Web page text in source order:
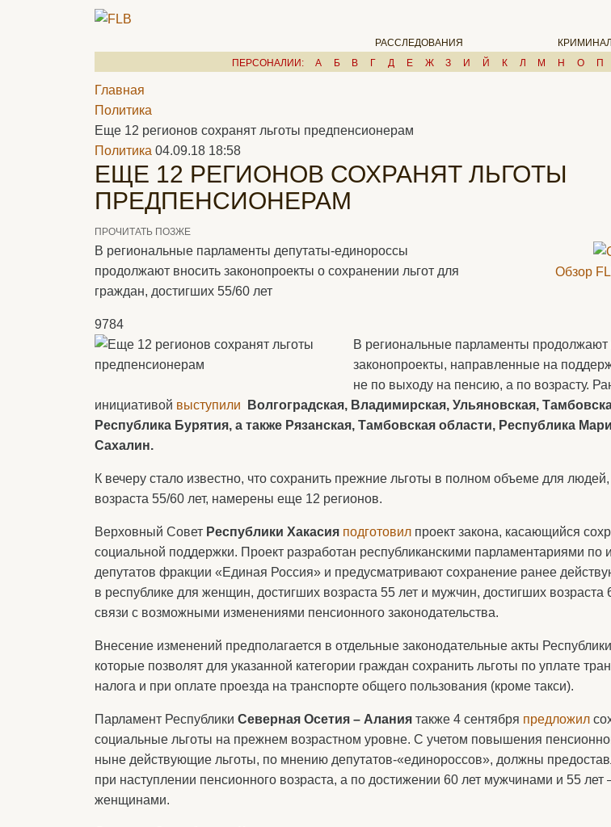
РАССЛЕДОВАНИЯ КРИМИНАЛ
ПЕРСОНАЛИИ:
А Б В Г Д Е Ж З И Й К Л М Н О П
Главная
Политика
Еще 12 регионов сохранят льготы предпенсионерам
Политика 04.09.18 18:58
ЕЩЕ 12 РЕГИОНОВ СОХРАНЯТ ЛЬГОТЫ
ПРЕДПЕНСИОНЕРАМ
ПРОЧИТАТЬ ПОЗЖЕ
Обзор
В региональные парламенты депутаты-единороссы
продолжают вносить законопроекты о сохранении льгот для
граждан, достигших 55/60 лет
9784
В региональные парламенты продолжают
законопроекты, направленные на
не по выходу на пенсию, а по возрасту.
инициативой выступили
Волгоградская, Владимирская, Ульяновская,
Республика Бурятия, а также Рязанская, Тамбовская области, Республика
Сахалин.
К вечеру стало известно, что сохранить прежние льготы в полном объеме для
возраста 55/60 лет, намерены еще 12 регионов.
Верховный Совет Республики Хакасия подготовил проект закона, касающийся
социальной поддержки. Проект разработан республиканскими парламентариями по
депутатов фракции «Единая Россия» и предусматривают сохранение ранее
в республике для женщин, достигших возраста 55 лет и мужчин, достигших возраста
связи с возможными изменениями пенсионного законодательства.
Внесение изменений предполагается в отдельные законодательные акты
которые позволят для указанной категории граждан сохранить льготы по уплате
налога и при оплате проезда на транспорте общего пользования (кроме такси).
Парламент Республики Северная Осетия – Алания также 4 сентября предложил
социальные льготы на прежнем возрастном уровне. С учетом повышения
ныне действующие льготы, по мнению депутатов-«единороссов», должны
при наступлении пенсионного возраста, а по достижении 60 лет мужчинами и 55 лет
женщинами.